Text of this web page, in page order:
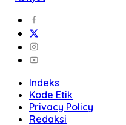
Home
Kategori
Otomotif
Politik
Uncategorized
Label